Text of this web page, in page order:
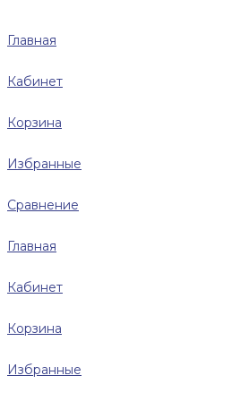
Главная
Кабинет
Корзина
Избранные
Сравнение
Главная
Кабинет
Корзина
Избранные